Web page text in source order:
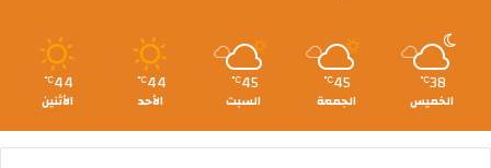
38
℃
الخميس
45
℃
الجمعة
45
℃
السبت
44
℃
الأحد
44
℃
الأثنين